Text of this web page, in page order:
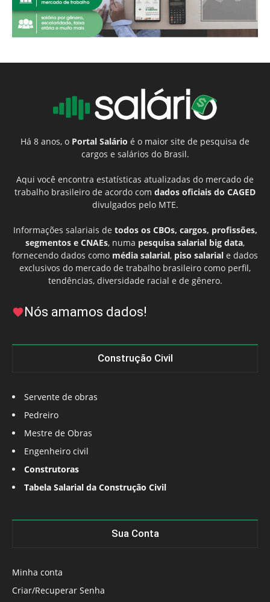
Há 8 anos, o Portal Salário é o maior site de pesquisa de
cargos e salários do Brasil.
Aqui você encontra estatísticas atualizadas do mercado de
trabalho brasileiro de acordo com dados oficiais do CAGED
divulgados pelo MTE.
Informações salariais de todos os CBOs, cargos, profissões,
segmentos e CNAEs, numa pesquisa salarial big data,
fornecendo dados como média salarial, piso salarial e dados
exclusivos do mercado de trabalho brasileiro como perfil,
tendências, diversidade racial e de gênero.
Nós amamos dados!
Construção Civil
Servente de obras
Pedreiro
Mestre de Obras
Engenheiro civil
Construtoras
Tabela Salarial da Construção Civil
Sua Conta
Minha conta
Criar/Recuperar Senha